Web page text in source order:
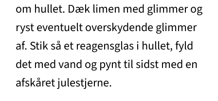
om hullet. Dæk limen med glimmer og
ryst eventuelt overskydende glimmer
af. Stik så et reagensglas i hullet, fyld
det med vand og pynt til sidst med en
afskåret julestjerne.